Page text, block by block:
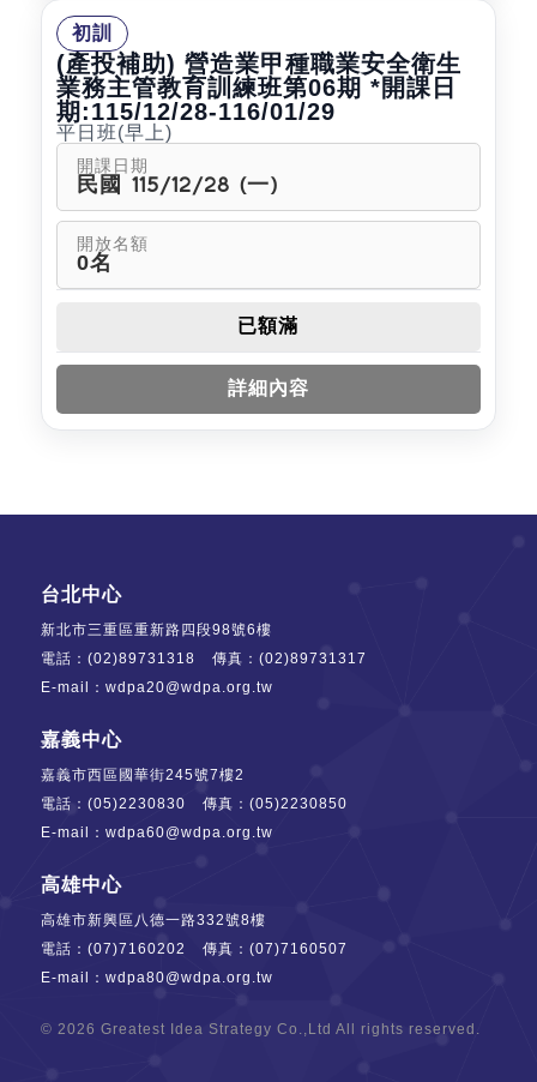
初訓
(產投補助) 營造業甲種職業安全衛生
業務主管教育訓練班第06期 *開課日
期:115/12/28-116/01/29
平日班(早上)
開課日期
民國 115/12/28 (一)
開放名額
0名
已額滿
詳細內容
台北中心
新北市三重區重新路四段98號6樓
電話： (02)89731318
傳真：(02)89731317
E-mail： wdpa20@wdpa.org.tw
嘉義中心
嘉義市西區國華街245號7樓2
電話： (05)2230830
傳真：(05)2230850
E-mail： wdpa60@wdpa.org.tw
高雄中心
高雄市新興區八德一路332號8樓
電話： (07)7160202
傳真：(07)7160507
E-mail： wdpa80@wdpa.org.tw
© 2026 Greatest Idea Strategy Co.,Ltd All rights reserved.